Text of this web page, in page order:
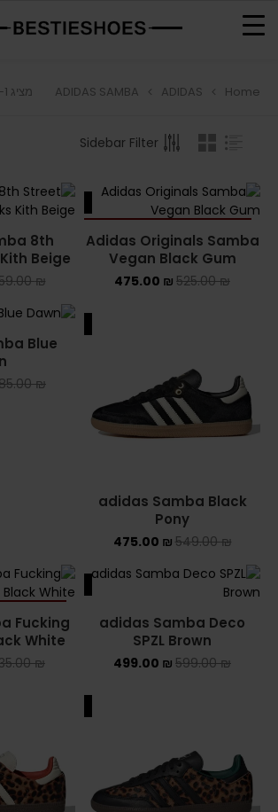
BROWSE
ADIDAS BERMUDA
ADIDAS CAMPUS
ADIDAS FORUM
ADIDAS SL 72
ADIDAS SPEZIAL
AIR JORDAN
AIR JORDAN 1 HIGH
AIR JORDAN 1 LOW
AIR JORDAN 1 MID
AIR JORDAN 4
ASICS EX-89
Home
ADIDAS
ADIDAS SAMBA מציג 1–24 מתוך 54 תוצאות
Sidebar Filter
SALE
Adidas Originals Samba
Vegan Black Gum
525.00₪
475.00 ₪
8th
Beige
₪
adidas Samba Black
Pony
549.00₪
475.00 ₪
Blue
₪
SALE
adidas Samba Deco
SPZL Brown
599.00₪
499.00 ₪
Fucking
White
₪